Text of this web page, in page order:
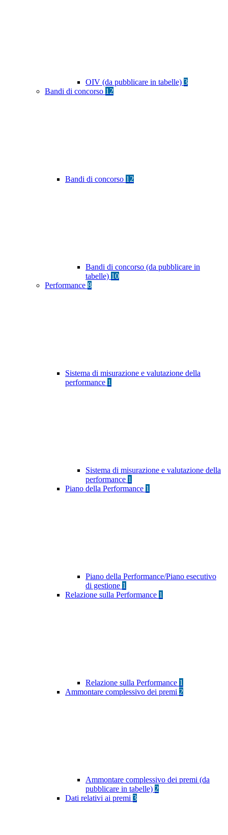
OIV (da pubblicare in tabelle) 3
Bandi di concorso 12
Bandi di concorso 12
Bandi di concorso (da pubblicare in
tabelle) 10
Performance 8
Sistema di misurazione e valutazione della
performance 1
Sistema di misurazione e valutazione della
performance 1
Piano della Performance 1
Piano della Performance/Piano esecutivo
di gestione 1
Relazione sulla Performance 1
Relazione sulla Performance 1
Ammontare complessivo dei premi 2
Ammontare complessivo dei premi (da
pubblicare in tabelle) 2
Dati relativi ai premi 3